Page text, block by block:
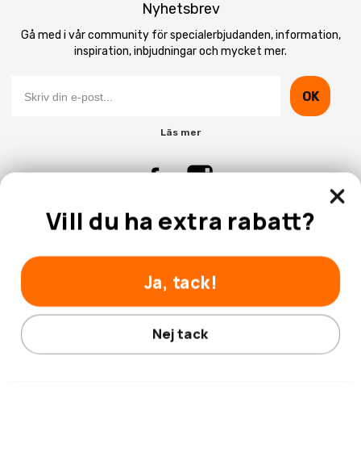
Nyhetsbrev
Gå med i vår community för specialerbjudanden, information,
inspiration, inbjudningar och mycket mer.
OK
Läs mer
Kundtjänst
© 2026 Hobbyhallen.se
Vill du ha extra rabatt?
Ja, tack!
Nej tack